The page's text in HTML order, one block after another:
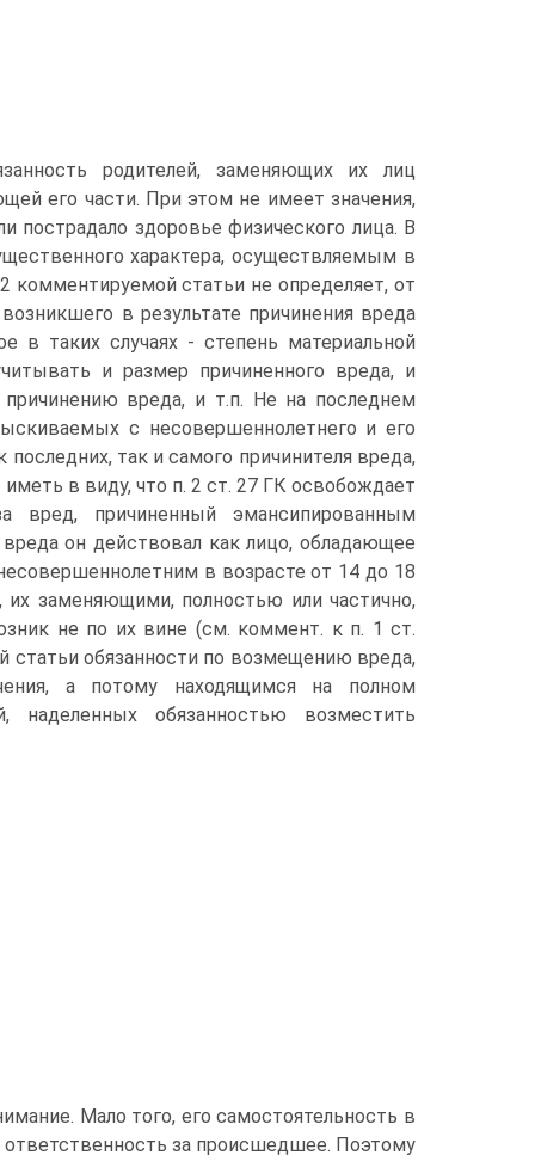
родителей, заменяющих их лиц
его части. При этом не имеет значения,
пострадало здоровье физического лица. В
характера, осуществляемым в
комментируемой статьи не определяет, от
в результате причинения вреда
в таких случаях - степень материальной
и размер причиненного вреда, и
вреда, и т.п. Не на последнем
с несовершеннолетнего и его
так и самого причинителя вреда,
в виду, что п. 2 ст. 27 ГК освобождает
вред, причиненный эмансипированным
он действовал как лицо, обладающее
в возрасте от 14 до 18
заменяющими, полностью или частично,
не по их вине (см. коммент. к п. 1 ст.
статьи обязанности по возмещению вреда,
а потому находящимся на полном
наделенных обязанностью возместить
Мало того, его самостоятельность в
ответственность за происшедшее. Поэтому